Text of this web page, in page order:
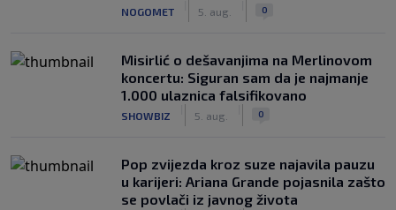
NOGOMET 5. aug. 0
Misirlić o dešavanjima na Merlinovom
koncertu: Siguran sam da je najmanje
1.000 ulaznica falsifikovano
SHOWBIZ 5. aug. 0
Pop zvijezda kroz suze najavila pauzu
u karijeri: Ariana Grande pojasnila zašto
se povlači iz javnog života